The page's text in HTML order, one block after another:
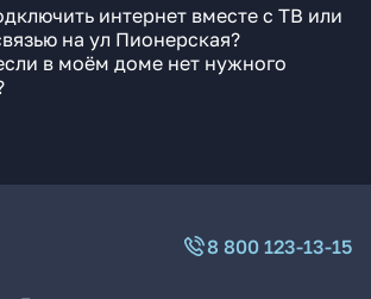
интернет вместе с ТВ или
на ул Пионерская?
в моём доме нет нужного
8 800 123-13-15